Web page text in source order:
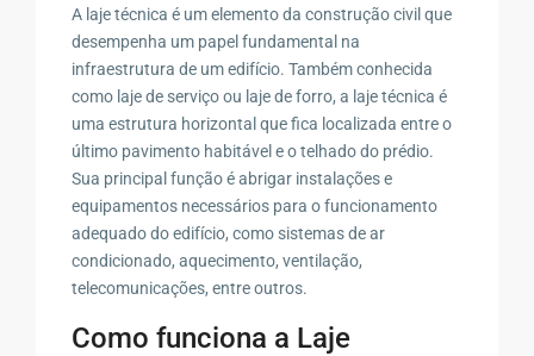
A laje técnica é um elemento da construção civil que
desempenha um papel fundamental na
infraestrutura de um edifício. Também conhecida
como laje de serviço ou laje de forro, a laje técnica é
uma estrutura horizontal que fica localizada entre o
último pavimento habitável e o telhado do prédio.
Sua principal função é abrigar instalações e
equipamentos necessários para o funcionamento
adequado do edifício, como sistemas de ar
condicionado, aquecimento, ventilação,
telecomunicações, entre outros.
Como funciona a Laje